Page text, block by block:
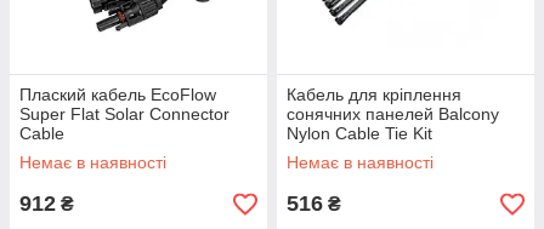
Плаский кабель EcoFlow
Super Flat Solar Connector
Cable
Немає в наявності
912 ₴
Кабель для кріплення
сонячних панелей Balcony
Nylon Cable Tie Kit
Немає в наявності
516 ₴